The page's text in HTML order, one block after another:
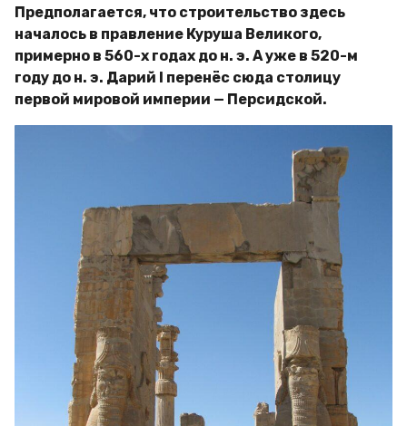
Предполагается, что строительство здесь
началось в правление Куруша Великого,
примерно в 560-х годах до н. э. А уже в 520-м
году до н. э. Дарий I перенёс сюда столицу
первой мировой империи — Персидской.